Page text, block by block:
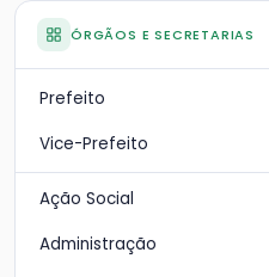
ÓRGÃOS E SECRETARIAS
Prefeito
Vice-Prefeito
Ação Social
Administração